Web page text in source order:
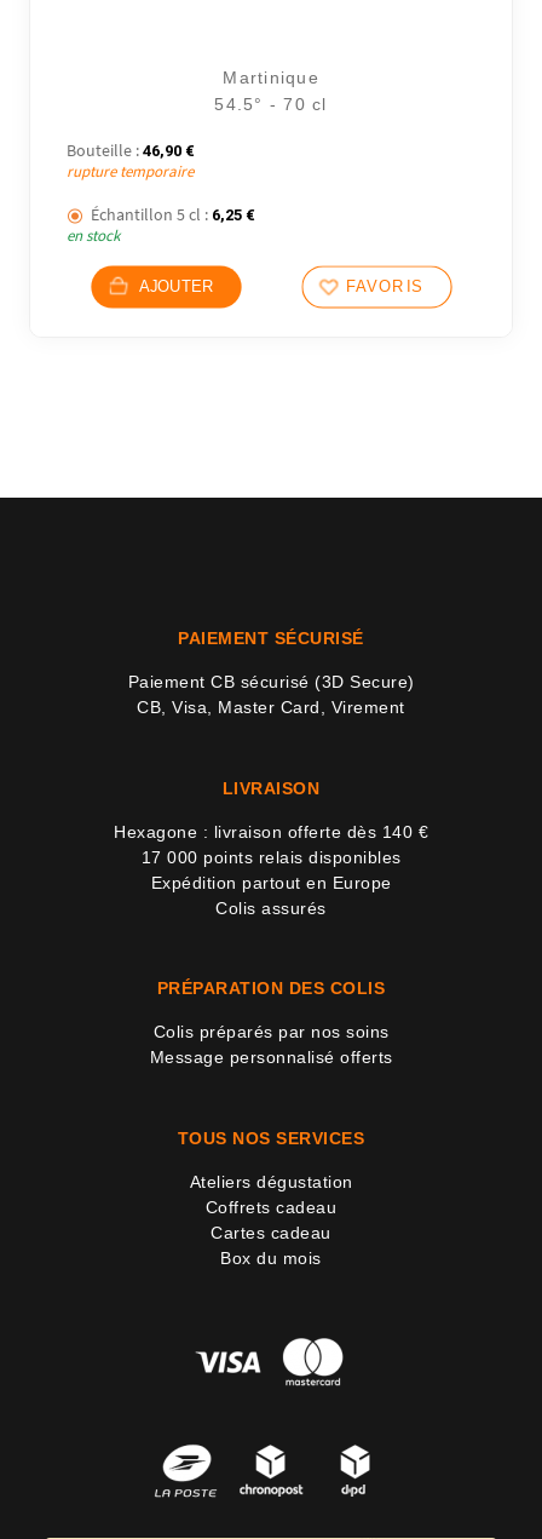
Martinique
54.5° - 70 cl
Bouteille : 46,90 €
rupture temporaire
Échantillon 5 cl : 6,25 €
en stock
AJOUTER FAVORIS
PAIEMENT SÉCURISÉ
Paiement CB sécurisé (3D Secure)
CB, Visa, Master Card, Virement
LIVRAISON
Hexagone : livraison offerte dès 140 €
17 000 points relais disponibles
Expédition partout en Europe
Colis assurés
PRÉPARATION DES COLIS
Colis préparés par nos soins
Message personnalisé offerts
TOUS NOS SERVICES
Ateliers dégustation
Coffrets cadeau
Cartes cadeau
Box du mois